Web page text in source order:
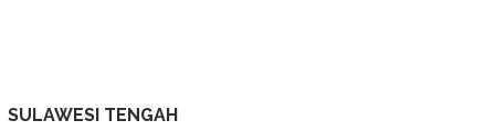
SULAWESI TENGAH